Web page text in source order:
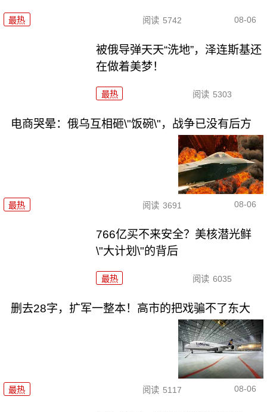
最热 阅读 5742 08-06
被俄导弹天天“洗地”，泽连斯基还
在做着美梦！
最热 阅读 5303
电商哭晕：俄乌互相砸\"饭碗\"，战争已没有后方
最热 阅读 3691 08-06
766亿买不来安全？美核潜光鲜
\"大计划\"的背后
最热 阅读 6035
删去28字，扩军一整本！高市的把戏骗不了东大
最热 阅读 5117 08-06